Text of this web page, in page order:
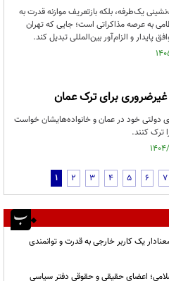
یک‌طرفه، بلکه بازتعریف موازنه قدرت به
به عرصه مذاکراتی است؛ جایی که تهران
پایدار و الزام‌آور بین‌المللی تبدیل کند.
برای ترک عمان
دولتی خود در عمان و خانواده‌هایشان خواست
ترک کنند.
1 2 3 4 5 6 7
یک کاربر خارجی به قدرت و توانمندی
اعضای حقیقی و حقوقی دفتر سیاسی